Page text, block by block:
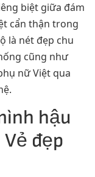
biệt giữa đám
cẩn thận trong
là nét đẹp chu
cũng như
nữ Việt qua
hậu
đẹp